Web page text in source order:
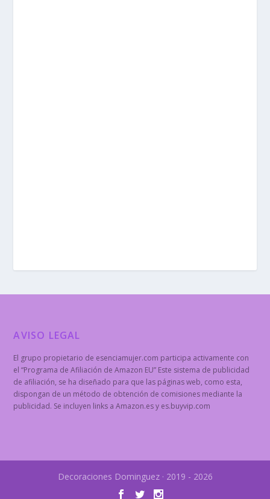
AVISO LEGAL
El grupo propietario de esenciamujer.com participa activamente con
el “Programa de Afiliación de Amazon EU” Este sistema de publicidad
de afiliación, se ha diseñado para que las páginas web, como esta,
dispongan de un método de obtención de comisiones mediante la
publicidad. Se incluyen links a Amazon.es y es.buyvip.com
Decoraciones Dominguez · 2019 - 2026